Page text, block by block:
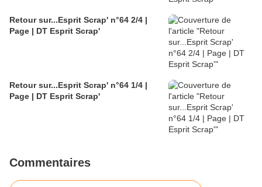
Retour sur...Esprit Scrap' n°64 2/4 |
Page | DT Esprit Scrap'
Retour sur...Esprit Scrap' n°64 1/4 |
Page | DT Esprit Scrap'
Commentaires